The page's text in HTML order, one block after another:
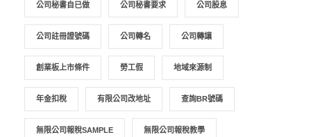
公司秘書自已做 公司秘書要求 公司股息
公司註冊證號碼 公司轉名 公司轉讓
創業板上市條件 勞工假 地域來源制
年金扣稅 有限公司改地址 查詢BR號碼
無限公司報稅SAMPLE 無限公司報稅教學